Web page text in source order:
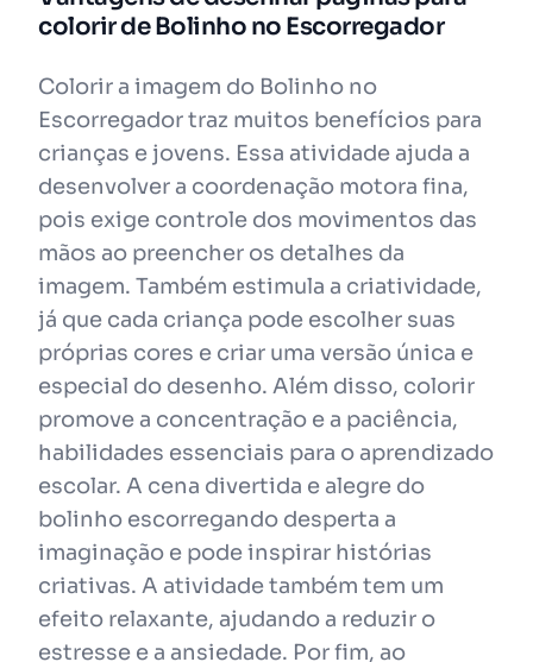
colorir de Bolinho no Escorregador
Colorir a imagem do Bolinho no
Escorregador traz muitos benefícios para
crianças e jovens. Essa atividade ajuda a
desenvolver a coordenação motora fina,
pois exige controle dos movimentos das
mãos ao preencher os detalhes da
imagem. Também estimula a criatividade,
já que cada criança pode escolher suas
próprias cores e criar uma versão única e
especial do desenho. Além disso, colorir
promove a concentração e a paciência,
habilidades essenciais para o aprendizado
escolar. A cena divertida e alegre do
bolinho escorregando desperta a
imaginação e pode inspirar histórias
criativas. A atividade também tem um
efeito relaxante, ajudando a reduzir o
estresse e a ansiedade. Por fim, ao